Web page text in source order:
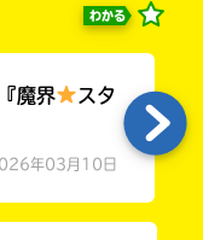
わかる
魔界
スタ
年03月10日